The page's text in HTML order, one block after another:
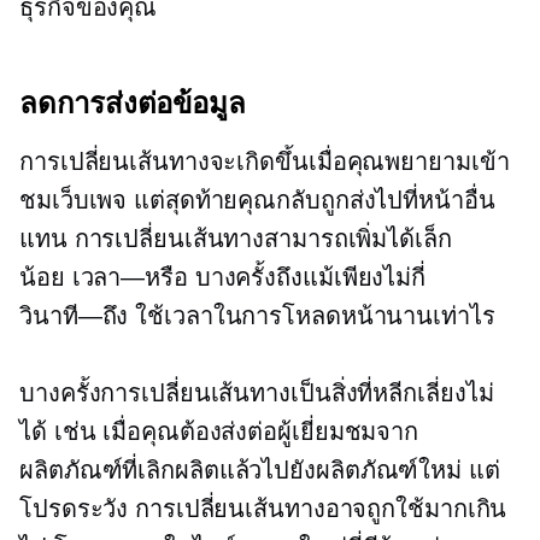
ธุรกิจของคุณ
ลดการส่งต่อข้อมูล
การเปลี่ยนเส้นทางจะเกิดขึ้นเมื่อคุณพยายามเข้า
ชมเว็บเพจ แต่สุดท้ายคุณกลับถูกส่งไปที่หน้าอื่น
แทน การเปลี่ยนเส้นทางสามารถเพิ่มได้เล็ก
น้อย เวลา—หรือ บางครั้งถึงแม้เพียงไม่กี่
วินาที—ถึง ใช้เวลาในการโหลดหน้านานเท่าไร
บางครั้งการเปลี่ยนเส้นทางเป็นสิ่งที่หลีกเลี่ยงไม่
ได้ เช่น เมื่อคุณต้องส่งต่อผู้เยี่ยมชมจาก
ผลิตภัณฑ์ที่เลิกผลิตแล้วไปยังผลิตภัณฑ์ใหม่ แต่
โปรดระวัง การเปลี่ยนเส้นทางอาจถูกใช้มากเกิน